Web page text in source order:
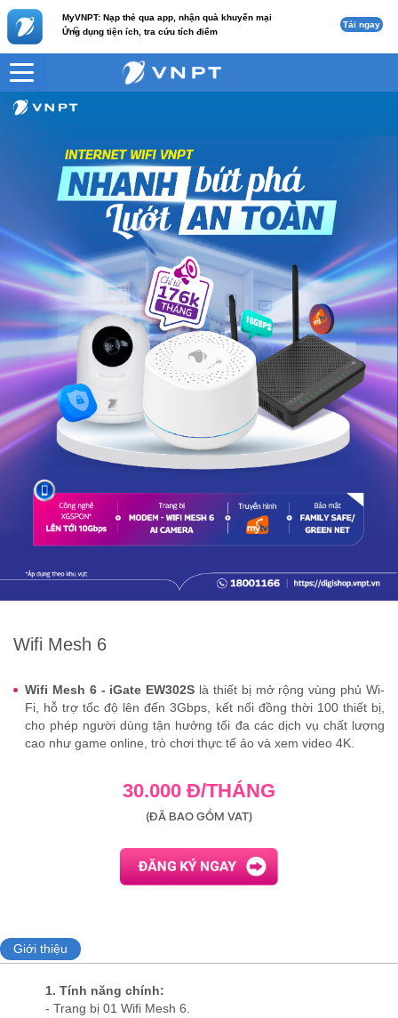
MyVNPT: Nạp thẻ qua app, nhận quà khuyến mại
Ứng dụng tiện ích, tra cứu tích điểm
c Tải ngay
VNPT Wifi Mesh 6
Wifi Mesh 6
Wifi Mesh 6 - iGate EW302S là thiết bị mở rộng vùng phủ Wi-
Fi, hỗ trợ tốc độ lên đến 3Gbps, kết nối đồng thời 100 thiết bị,
cho phép người dùng tận hưởng tối đa các dịch vụ chất lượng
cao như game online, trò chơi thực tế ảo và xem video 4K.
30.000 Đ/THÁNG
(ĐÃ BAO GỒM VAT)
Giới thiệu
1. Tính năng chính:
- Trang bị 01 Wifi Mesh 6.